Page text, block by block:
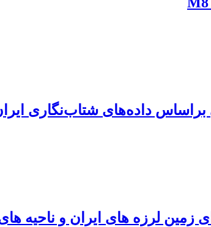
داده‌های شتاب‌نگاری
لرزه های ایران و ناحیه